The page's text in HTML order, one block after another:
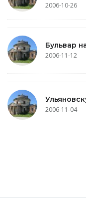
2006-10-26
Бульвар
2006-11-12
2006-11-04